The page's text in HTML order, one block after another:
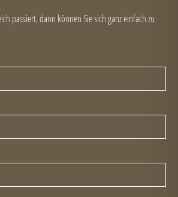
passiert, dann können Sie sich ganz einfach zu